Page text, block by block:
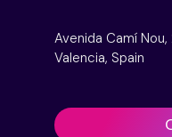
Avenida Camí
Valencia, Spain